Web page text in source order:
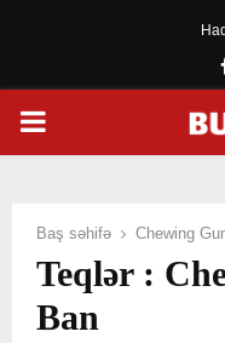
PRIMARY
Baş səhifə Chewing
Teqlər :
Ban